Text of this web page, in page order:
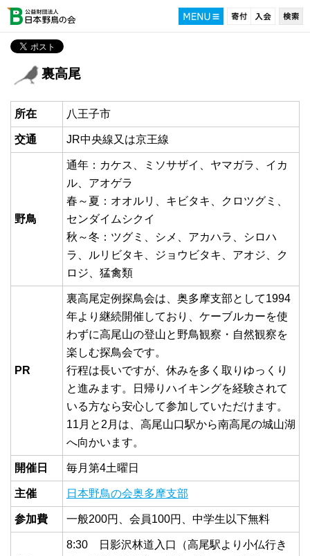
裏高尾
所在 八王子市
交通 JR中央線又は京王線
野鳥
通年：カケス、ミソサザイ、ヤマガラ、イカ
ル、アオゲラ
春～夏：オオルリ、キビタキ、クロツグミ、
センダイムシクイ
秋～冬：ツグミ、シメ、アカハラ、シロハ
ラ、ルリビタキ、ジョウビタキ、アオジ、ク
ロジ、猛禽類
PR
裏高尾定例探鳥会は、奥多摩支部として1994
年より継続開催しており、ケーブルカーを使
わずに高尾山の登山と野鳥観察・自然観察を
楽しむ探鳥会です。
行程は長いですが、休みを多く取りゆっくり
と進みます。日帰りハイキングを経験されて
いる方なら安心して参加していただけます。
11月と2月は、高尾山口駅から南高尾の城山湖
へ向かいます。
開催日 毎月第4土曜日
主催 日本野鳥の会奥多摩支部
参加費 一般200円、会員100円、中学生以下無料
8:30 日影沢林道入口（高尾駅より小仏行き